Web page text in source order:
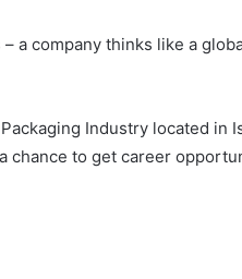
a company thinks like a
Industry located in
chance to get career